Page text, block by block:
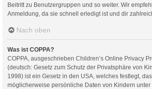
Beitritt zu Benutzergruppen und so weiter. Wir
Anmeldung, da sie schnell erledigt ist und dir
Nach oben
Was ist COPPA?
COPPA, ausgeschrieben Children’s Online Privacy
(deutsch: Gesetz zum Schutz der Privatsphäre von
1998) ist ein Gesetz in den USA, welches festlegt,
möglicherweise persönliche Daten von Kindern unter